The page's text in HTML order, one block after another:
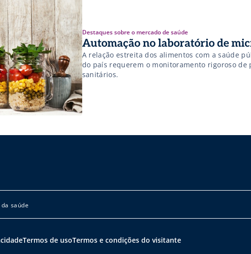
Destaques sobre o mercado de saúde
Automação no laboratório de
A relação estreita dos alimentos com a saúde
do país requerem o monitoramento rigoroso de
sanitários.
saúde
Termos de usoTermos e condições do visitante